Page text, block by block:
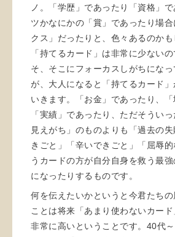
ノ。「学歴」であったり「資格」
ツかなにかの「賞」であったり場
クス」だったりと、色々あるのかも
「持てるカード」は非常に少ない
そ、そこにフォーカスしがちにな
が、大人になると「持てるカード
いきます。「お金」であったり、
「実績」であったり、ただそうい
見えがち」のものよりも「過去の
きごと」「辛いできごと」「屈辱
うカードの方が自分自身を救う最強
になったりするものです。
何を伝えたいかというと今君たち
ことは将来「あまり使わないカー
非常に高いということです。40代